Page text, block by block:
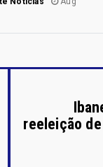
reeleição